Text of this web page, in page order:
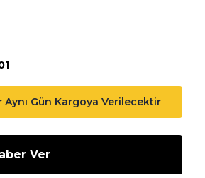
Aynı Gün Kargoya Verilecektir
Ver